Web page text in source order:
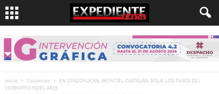
Inicio Columnas
EN EPAZOYUCAN, MONTIEL CASTELÁN SIGUE LOS PASOS DEL
CORRUPTO FIDEL ARCE